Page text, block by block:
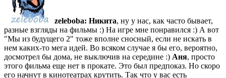
zeleboba: Никита, ну у нас, как часто бывает,
разные взгляды на фильмы :) На игре мне понравился :) А вот
"Мы из будущего 2" тоже вполне сносный, если не искать в
нем каких-то мега идей. Во всяком случае я бы его, вероятно,
досмотрел бы дома, не выключив на середине :) Аня, просто
этого фильма еще нет в прокате. Это был предпоказ. Но скоро
его начнут в кинотеатрах крутить. Так что у вас есть